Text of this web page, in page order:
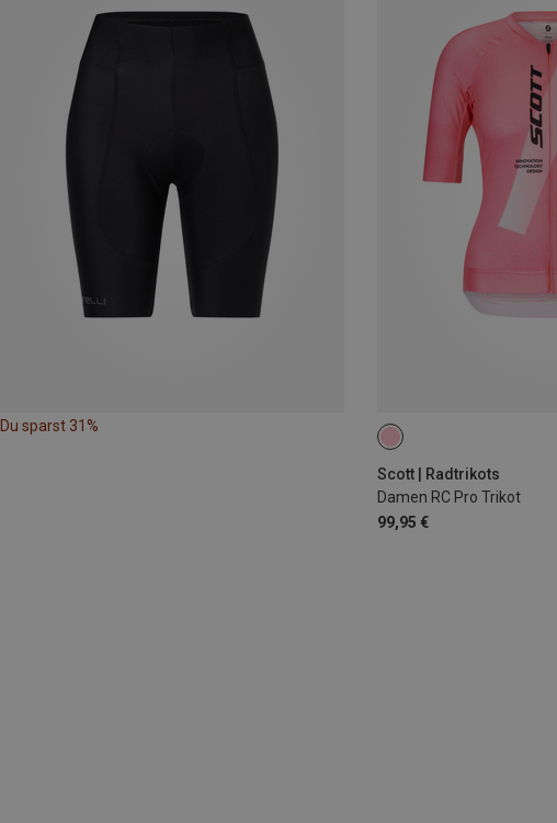
Du sparst 31%
Scott | Radtrikots
Damen RC Pro Trikot
99,95 €
XS